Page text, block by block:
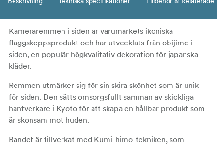
Kameraremmen i siden är varumärkets ikoniska
flaggskeppsprodukt och har utvecklats från obijime i
siden, en populär högkvalitativ dekoration för japanska
kläder.
Remmen utmärker sig för sin skira skönhet som är unik
för siden. Den sätts omsorgsfullt samman av skickliga
hantverkare i Kyoto för att skapa en hållbar produkt som
är skonsam mot huden.
Bandet är tillverkat med Kumi-himo-tekniken, som